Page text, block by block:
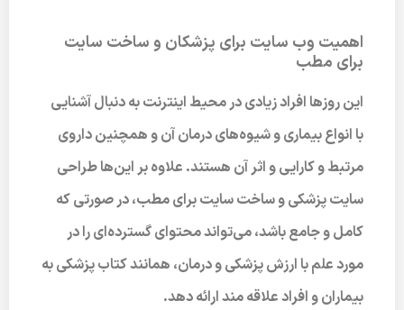
اهمیت وب‌ سایت برای پزشکان و ساخت سایت
برای مطب
این روزها افراد زیادی در محیط اینترنت به دنبال آشنایی
با انواع بیماری و شیوه‌های درمان آن و همچنین داروی
مرتبط و کارایی و اثر آن هستند. علاوه بر این‌ها طراحی
سایت پزشکی و ساخت سایت برای مطب، در صورتی که
کامل و جامع باشد، می‌تواند محتوای گسترده‌ای را در
مورد علم با ارزش پزشکی و درمان، همانند کتاب پزشکی به
بیماران و افراد علاقه مند ارائه دهد.